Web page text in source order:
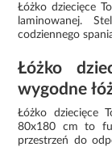
Łóżko dziecięce
laminowanej.
codziennego
Łóżko
wygodne
Łóżko dziecięce
80x180 cm to
przestrzeń do